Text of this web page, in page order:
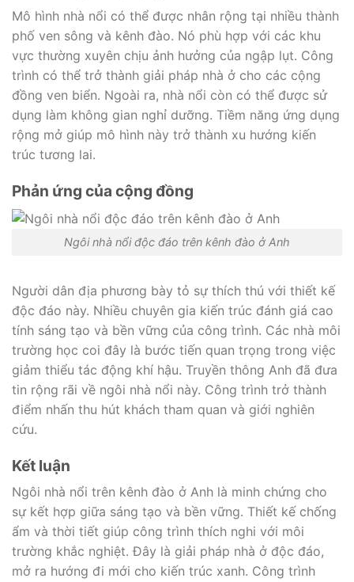
Mô hình nhà nổi có thể được nhân rộng tại nhiều thành
phố ven sông và kênh đào. Nó phù hợp với các khu
vực thường xuyên chịu ảnh hưởng của ngập lụt. Công
trình có thể trở thành giải pháp nhà ở cho các cộng
đồng ven biển. Ngoài ra, nhà nổi còn có thể được sử
dụng làm không gian nghỉ dưỡng. Tiềm năng ứng dụng
rộng mở giúp mô hình này trở thành xu hướng kiến
trúc tương lai.
Phản ứng của cộng đồng
Ngôi nhà nổi độc đáo trên kênh đào ở Anh
Người dân địa phương bày tỏ sự thích thú với thiết kế
độc đáo này. Nhiều chuyên gia kiến trúc đánh giá cao
tính sáng tạo và bền vững của công trình. Các nhà môi
trường học coi đây là bước tiến quan trọng trong việc
giảm thiểu tác động khí hậu. Truyền thông Anh đã đưa
tin rộng rãi về ngôi nhà nổi này. Công trình trở thành
điểm nhấn thu hút khách tham quan và giới nghiên
cứu.
Kết luận
Ngôi nhà nổi trên kênh đào ở Anh là minh chứng cho
sự kết hợp giữa sáng tạo và bền vững. Thiết kế chống
ẩm và thời tiết giúp công trình thích nghi với môi
trường khắc nghiệt. Đây là giải pháp nhà ở độc đáo,
mở ra hướng đi mới cho kiến trúc xanh. Công trình